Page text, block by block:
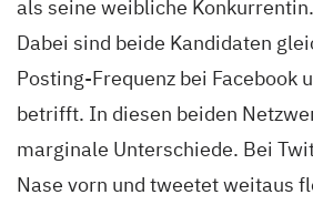
als seine weibliche Konkurrentin.
Dabei sind beide Kandidaten
Posting-Frequenz bei Facebook
betrifft. In diesen beiden
marginale Unterschiede. Bei
Nase vorn und tweetet weitaus